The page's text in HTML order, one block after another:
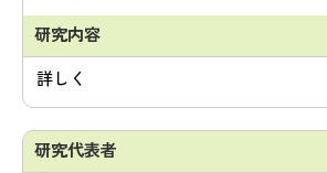
詳しく